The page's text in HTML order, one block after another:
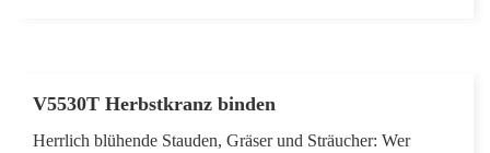
V5530T Herbstkranz binden
Herrlich blühende Stauden, Gräser und Sträucher: Wer